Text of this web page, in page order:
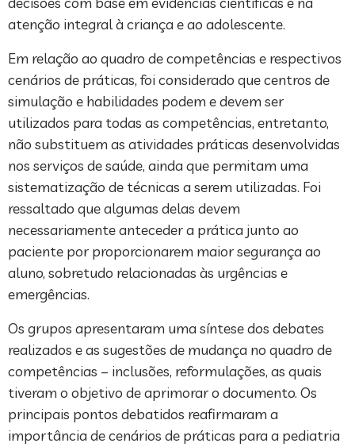
atenção integral à criança e ao adolescente.
Em relação ao quadro de competências e respectivos
cenários de práticas, foi considerado que centros de
simulação e habilidades podem e devem ser
utilizados para todas as competências, entretanto,
não substituem as atividades práticas desenvolvidas
nos serviços de saúde, ainda que permitam uma
sistematização de técnicas a serem utilizadas. Foi
ressaltado que algumas delas devem
necessariamente anteceder a prática junto ao
paciente por proporcionarem maior segurança ao
aluno, sobretudo relacionadas às urgências e
emergências.
Os grupos apresentaram uma síntese dos debates
realizados e as sugestões de mudança no quadro de
competências – inclusões, reformulações, as quais
tiveram o objetivo de aprimorar o documento. Os
principais pontos debatidos reafirmaram a
importância de cenários de práticas para a pediatria